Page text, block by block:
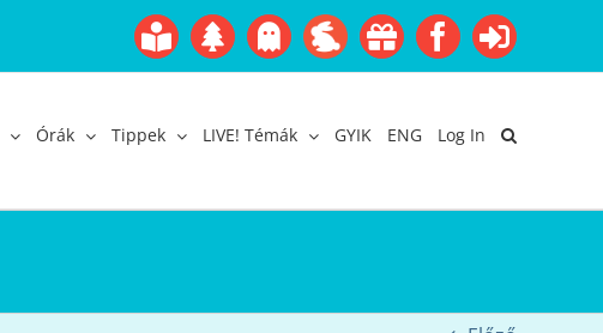
Boofairy
Gyerekangol
AdventHalloween
EasterAkcióFacebook
Login
Órák Tippek LIVE! Témák GYIK ENG Log In